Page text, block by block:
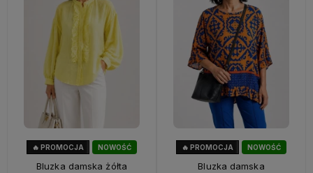
NOWOŚĆ
OKAZJA
🔥 PROMOCJA
Bluzka damska żółta
NOWOŚĆ
🔥 PROMOCJA
Bluzka damska